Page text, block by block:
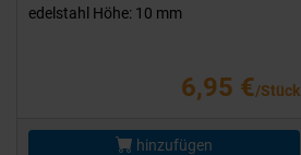
edelstahl Höhe: 10 mm
6,95 €/Stück
hinzufügen